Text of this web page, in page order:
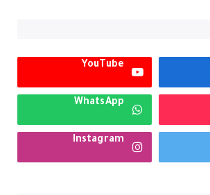
YouTube
WhatsApp
Instagram